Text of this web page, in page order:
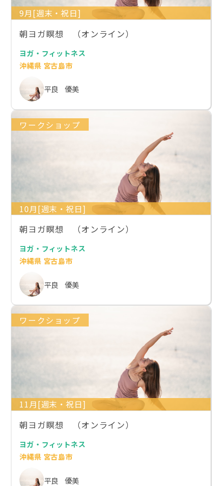
9月[週末・祝日]
朝ヨガ瞑想 （オンライン）
ヨガ・フィットネス
沖縄県 宮古島市
平良 優美
ワークショップ
10月[週末・祝日]
朝ヨガ瞑想 （オンライン）
ヨガ・フィットネス
沖縄県 宮古島市
平良 優美
ワークショップ
11月[週末・祝日]
朝ヨガ瞑想 （オンライン）
ヨガ・フィットネス
沖縄県 宮古島市
平良 優美